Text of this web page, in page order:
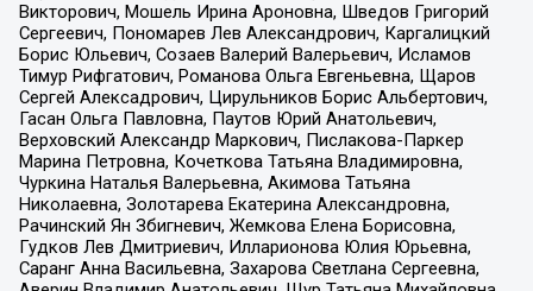
Викторович, Мошель Ирина Ароновна, Шведов Григорий
Сергеевич, Пономарев Лев Александрович, Каргалицкий
Борис Юльевич, Созаев Валерий Валерьевич, Исламов
Тимур Рифгатович, Романова Ольга Евгеньевна, Щаров
Сергей Алексадрович, Цирульников Борис Альбертович,
Гасан Ольга Павловна, Паутов Юрий Анатольевич,
Верховский Александр Маркович, Пислакова-Паркер
Марина Петровна, Кочеткова Татьяна Владимировна,
Чуркина Наталья Валерьевна, Акимова Татьяна
Николаевна, Золотарева Екатерина Александровна,
Рачинский Ян Збигневич, Жемкова Елена Борисовна,
Гудков Лев Дмитриевич, Илларионова Юлия Юрьевна,
Саранг Анна Васильевна, Захарова Светлана Сергеевна,